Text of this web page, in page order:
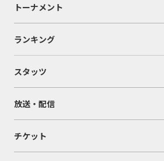
トーナメント
ランキング
スタッツ
放送・配信
チケット